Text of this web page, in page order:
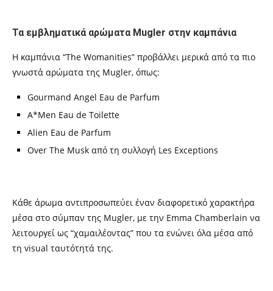
Τα εμβληματικά αρώματα Mugler στην καμπάνια
Η καμπάνια “The Womanities” προβάλλει μερικά από τα πιο
γνωστά αρώματα της Mugler, όπως:
Gourmand Angel Eau de Parfum
A*Men Eau de Toilette
Alien Eau de Parfum
Over The Musk από τη συλλογή Les Exceptions
Κάθε άρωμα αντιπροσωπεύει έναν διαφορετικό χαρακτήρα
μέσα στο σύμπαν της Mugler, με την Emma Chamberlain να
λειτουργεί ως “χαμαιλέοντας” που τα ενώνει όλα μέσα από
τη visual ταυτότητά της.